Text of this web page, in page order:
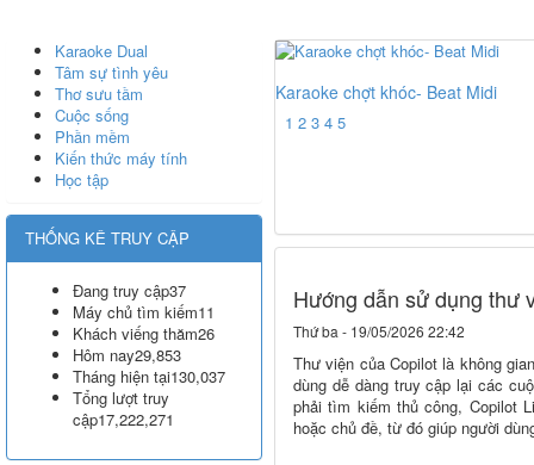
Karaoke chợt khóc- Beat Midi
1 2 3 4 5
Hướng dẫn sử dụng thư
Thứ ba - 19/05/2026 22:42
Thư viện của Copilot là không
dùng dễ dàng truy cập lại các
phải tìm kiếm thủ công, Copilot
hoặc chủ đề, từ đó giúp người
Karaoke Dual
Tâm sự tình yêu
Thơ sưu tầm
Cuộc sống
Phần mềm
Kiến thức máy tính
Học tập
THỐNG KÊ TRUY CẬP
Đang truy cập37
Máy chủ tìm kiếm11
Khách viếng thăm26
Hôm nay29,853
Tháng hiện tại130,037
Tổng lượt truy
cập17,222,271